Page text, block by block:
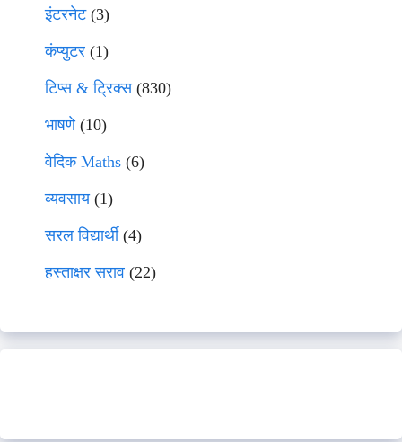
इंटरनेट(3)
कंप्युटर (1)
टिप्स & ट्रिक्स(830)
भाषणे(10)
वेदिक Maths (6)
व्यवसाय(1)
सरल विद्यार्थी(4)
हस्ताक्षर सराव (22)